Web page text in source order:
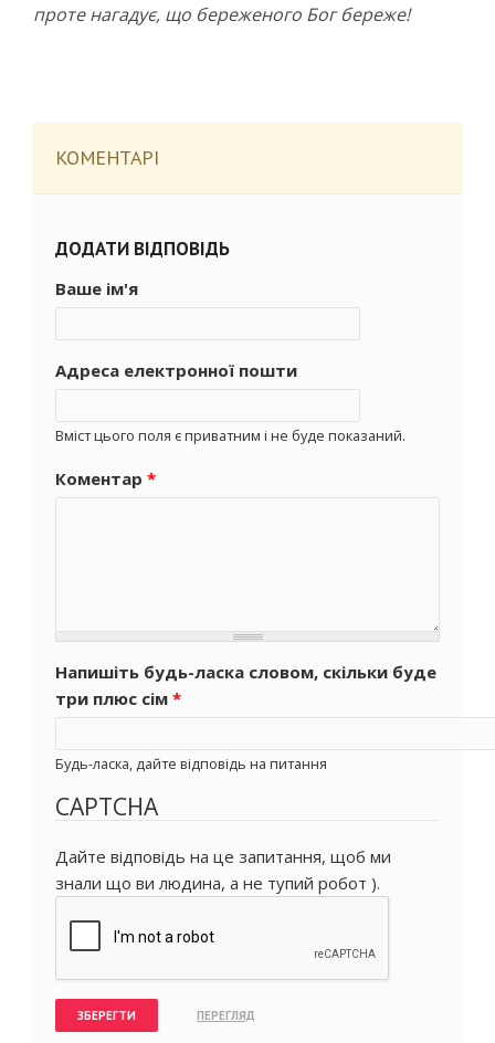
проте нагадує, що береженого Бог береже!
КОМЕНТАРІ
ДОДАТИ ВІДПОВІДЬ
Ваше ім'я
Адреса електронної пошти
Вміст цього поля є приватним і не буде показаний.
Коментар *
Напишіть будь-ласка словом, скільки буде
три плюс сім *
Будь-ласка, дайте відповідь на питання
CAPTCHA
Дайте відповідь на це запитання, щоб ми
знали що ви людина, а не тупий робот ).